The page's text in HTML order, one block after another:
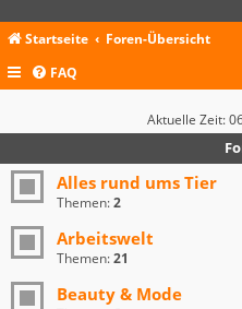
Startseite Foren-Übersicht
FAQ
Aktuelle Zeit:
Alles rund ums Tier
Themen:2
Arbeitswelt
Themen:21
Beauty & Mode